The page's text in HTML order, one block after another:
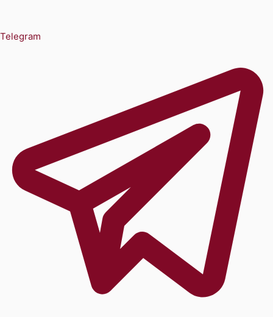
Telegram